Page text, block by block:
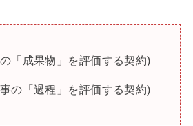
「成果物」を評価する契約)
の「過程」を評価する契約)